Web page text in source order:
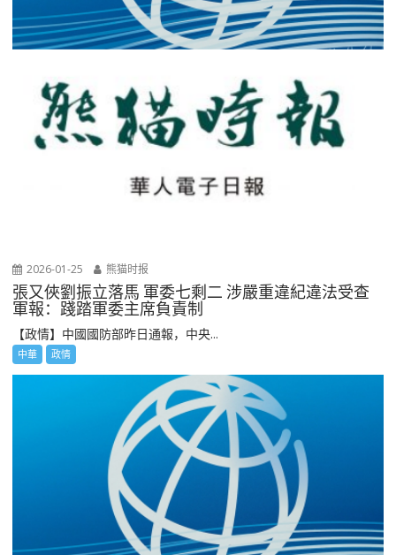
2026-01-25 熊猫时报
張又俠劉振立落馬 軍委七剩二 涉嚴重違紀違法受查
軍報：踐踏軍委主席負責制
【政情】中國國防部昨日通報，中央...
中華 政情